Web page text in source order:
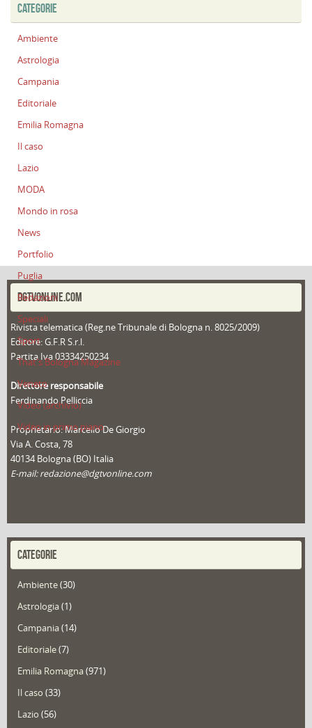
CATEGORIE
Ambiente
Astrologia
Campania
Editoriale
Emilia Romagna
Il caso
Lazio
MODA
Mondo in rosa
News
Portfolio
Puglia
Redazioni
Speciali
Sport
That's Bologna Magazine
Veneto
Video (archivio)
Video in primo piano
DGTVONLINE.COM
Rivista telematica (Reg.ne Tribunale di Bologna n. 8025/2009)
Editore: G.F.R S.r.l.
Partita Iva 03334250234
Direttore responsabile
Ferdinando Pelliccia
Proprietario: Marcello De Giorgio
Via A. Costa, 78
40134 Bologna (BO) Italia
E-mail: redazione@dgtvonline.com
CATEGORIE
Ambiente(30)
Astrologia(1)
Campania(14)
Editoriale(7)
Emilia Romagna(971)
Il caso (33)
Lazio (56)